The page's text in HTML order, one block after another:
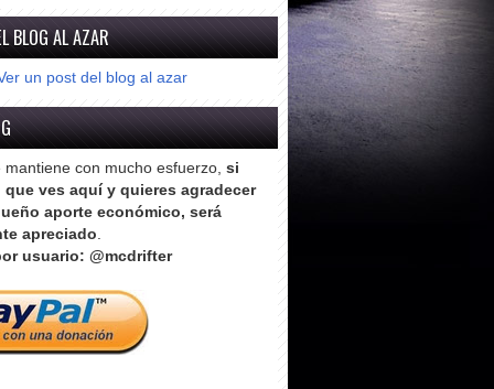
BLOG AL AZAR
un post del blog al azar
mantiene con mucho esfuerzo, si
ves aquí y quieres agradecer
aporte económico, será
apreciado.
usuario: @mcdrifter